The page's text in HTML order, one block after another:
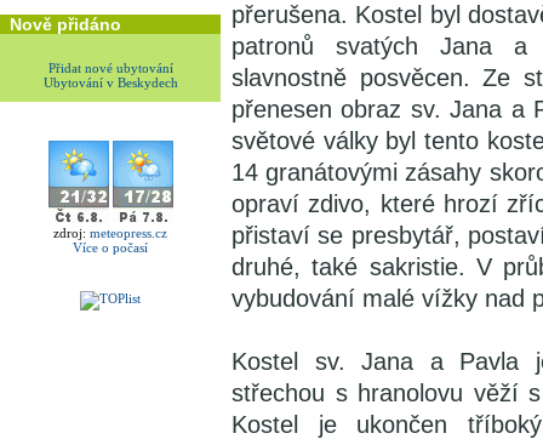
Nově přidáno
Přidat nové ubytování
Ubytování v Beskydech
zdroj: meteopress.cz
Více o počasí
přerušena. Kostel byl
patronů svatých Jana a
slavnostně posvěcen. Ze
přenesen obraz sv. Jana a
světové války byl tento
14 granátovými zásahy
opraví zdivo, které hrozí
přistaví se presbytář,
druhé, také sakristie. V
vybudování malé vížky nad
Kostel sv. Jana a Pavla
střechou s hranolovu věží
Kostel je ukončen